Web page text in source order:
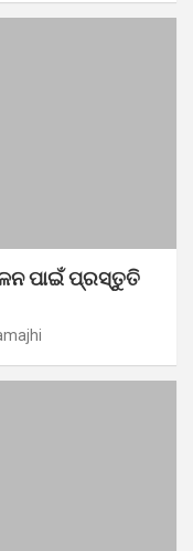
ପାଇଁ ପ୍ରସ୍ତୁତି